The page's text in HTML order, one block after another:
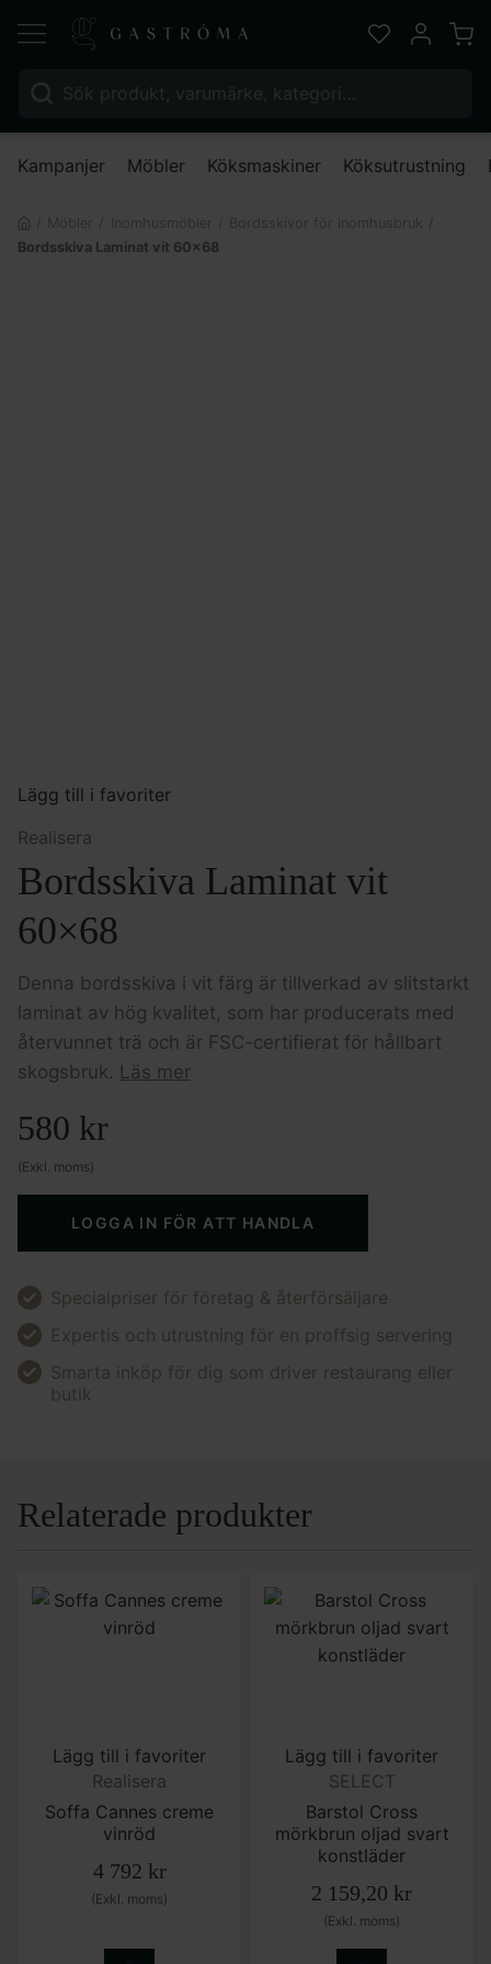
Sök efter:
Favoriter
Mitt
Kampanjer Möbler Köksmaskiner Köksutrustning
Bordsskiva Laminat vit 60×68
Lägg till i favoriter
Realisera
Bordsskiva Laminat vit
60×68
Denna bordsskiva i vit färg är tillverkad av slitstarkt
laminat av hög kvalitet, som har producerats med
återvunnet trä och är FSC-certifierat för hållbart
skogsbruk. Läs mer
580 kr
(Exkl. moms)
LOGGA IN FÖR ATT HANDLA
Specialpriser för företag & återförsäljare
Expertis och utrustning för en proffsig servering
Smarta inköp för dig som driver restaurang eller
butik
Relaterade produkter
Lägg till i favoriter
Realisera
Soffa Cannes creme
vinröd
4 792 kr
(Exkl. moms)
Lägg till i favoriter
SELECT
Barstol Cross
mörkbrun oljad svart
konstläder
2 159,20 kr
(Exkl. moms)